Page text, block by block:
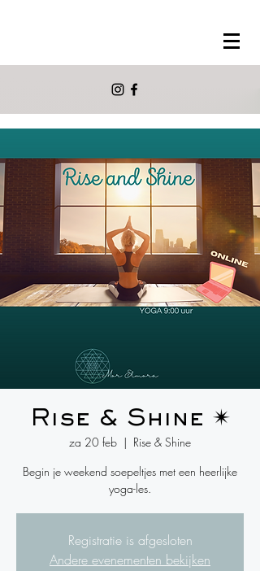
Rise & Shine ✴
za 20 feb
  |
Rise & Shine
Begin je weekend soepeltjes met een heerlijke
yoga-les.
Registratie is afgesloten
Andere evenementen bekijken